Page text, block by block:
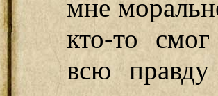
мне
кто-то
всю